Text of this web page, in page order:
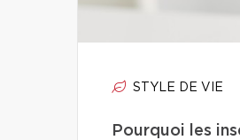
STYLE DE VIE
Pourquoi les